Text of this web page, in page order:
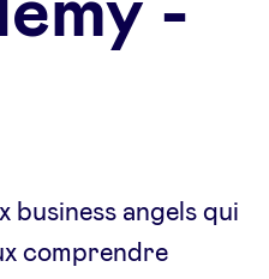
business angels qui
comprendre